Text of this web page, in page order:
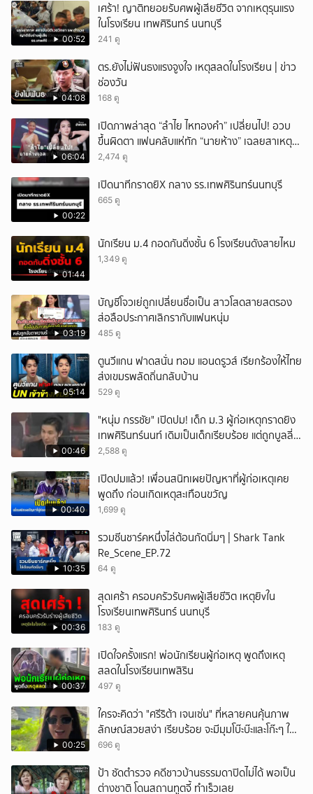
00:52
เศร้า! ญาติทยอยรับศพผู้เสียชีวิต จากเหตุรุนแรง
ในโรงเรียน เทพศิรินทร์ นนทบุรี
241 ดู
04:08
ตร.ยังไม่ฟันธงแรงจูงใจ เหตุสลดในโรงเรียน | ข่าว
ช่องวัน
168 ดู
06:04
เปิดภาพล่าสุด “ลำไย ไหทองคำ” เปลี่ยนไป! อวบ
ขึ้นผิดตา แฟนคลับแห่ทัก “นายห้าง” เฉลยสาเหตุ
ชัด!
2,474 ดู
00:22
เปิดนาทีกราดยิX กลาง รร.เทพศิรินทร์นนทบุรี
665 ดู
01:44
นักเรียน ม.4 กอดกันดิ่งชั้น 6 โรงเรียนดังสายไหม
1,349 ดู
03:19
บัญชีโจวเย่ถูกเปลี่ยนชื่อเป็น สาวโสดสายสตรอง
ส่อลือประกาศเลิกรากับแฟนหนุ่ม
485 ดู
05:14
ตูนวีแกน ฟาดสนั่น ทอม แอนดรูวส์ เรียกร้องให้ไทย
ส่งเขมรพลัดถิ่นกลับบ้าน
529 ดู
00:46
"หนุ่ม กรรชัย" เปิดปม! เด็ก ม.3 ผู้ก่อเหตุกราดยิง
เทพศิรินทร์นนท์ เดิมเป็นเด็กเรียบร้อย แต่ถูกบูลลี่
หนัก คาดแรงกดดันสะสมกลายเป็นแรงแค้น จนก่อ
2,588 ดู
00:40
เปิดปมแล้ว! เพื่อนสนิทเผยปัญหาที่ผู้ก่อเหตุเคย
พูดถึง ก่อนเกิดเหตุสะเทือนขวัญ
1,699 ดู
10:35
รวมซีนชาร์คหนึ่งไล่ต้อนกัดนิ่มๆ | Shark Tank
Re_Scene_EP.72
64 ดู
00:36
สุดเศร้า ครอบครัวรับศwผู้เสียชีวิต เหตุยิvใน
โรงเรียนเทพศิรินทร์ นนทบุรี
183 ดู
00:37
เปิดใจครั้งแรก! พ่อนักเรียนผู้ก่อเหตุ พูดถึงเหตุ
สลดในโรงเรียนเทพสิริน
497 ดู
00:25
ใครจะคิดว่า "ศรีริต้า เจนเซ่น" ที่หลายคนคุ้นภาพ
ลักษณ์สวยสง่า เรียบร้อย จะมีมุมโบ๊ะบ๊ะและโก๊ะๆ ให้
ได้อมยิ้มเหมือนกัน งานนี้ทำเอาแฟนๆ ทั้งเอ็นดูทั้ง
696 ดู
ป้า ซัดตำรวจ คดีชาวบ้านธรรมดาปิดไม่ได้ พอเป็น
ต่างชาติ โดนสถานทูตจี้ ทำเร็วเลย